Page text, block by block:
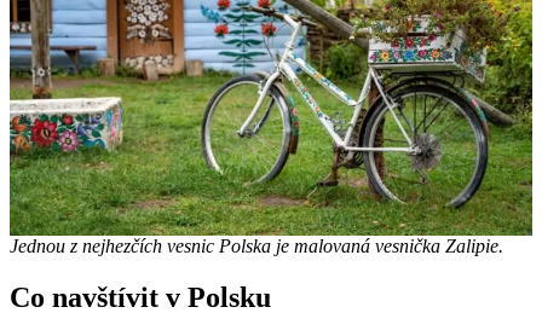
Jednou z nejhezčích vesnic Polska je malovaná vesnička Zalipie.
Co navštívit v Polsku